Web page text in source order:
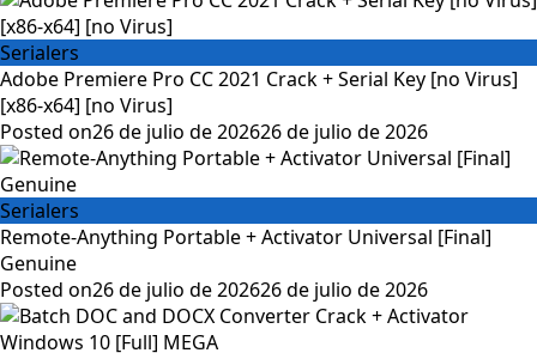
Serialers
Adobe Premiere Pro CC 2021 Crack + Serial Key [no Virus]
[x86-x64] [no Virus]
Posted on26 de julio de 202626 de julio de 2026
Serialers
Remote-Anything Portable + Activator Universal [Final]
Genuine
Posted on26 de julio de 202626 de julio de 2026